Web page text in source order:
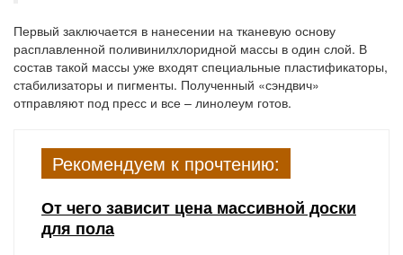
Первый заключается в нанесении на тканевую основу
расплавленной поливинилхлоридной массы в один слой. В
состав такой массы уже входят специальные пластификаторы,
стабилизаторы и пигменты. Полученный «сэндвич»
отправляют под пресс и все – линолеум готов.
Рекомендуем к прочтению:
От чего зависит цена массивной доски
для пола